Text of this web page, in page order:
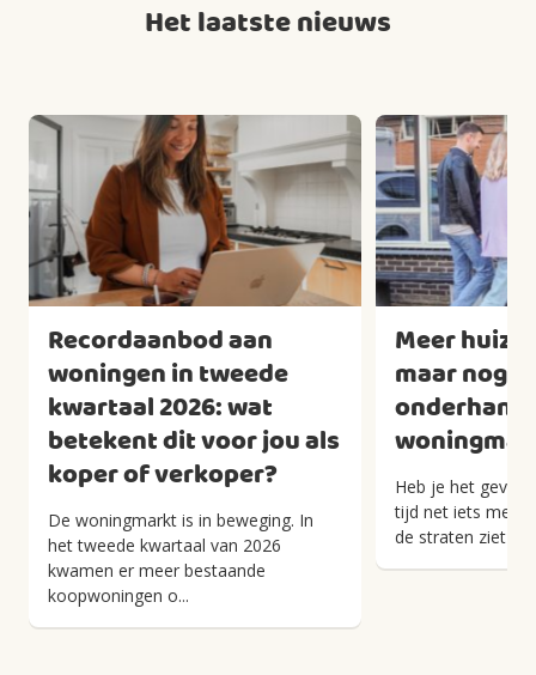
Het laatste nieuws
Recordaanbod aan
woningen in tweede
kwartaal 2026: wat
betekent dit voor jou als
koper of verkoper?
De woningmarkt is in beweging. In
het tweede kwartaal van 2026
kwamen er meer bestaande
koopwoningen o...
Meer
maar nog
Heb je het
tijd net iets meer
de straten ziet